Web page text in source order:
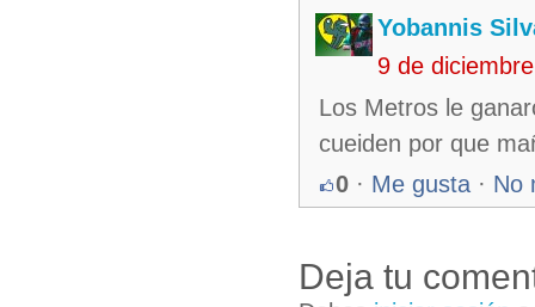
Yobannis
9 de
Los Metros le
cueiden por que
0 · Me gusta · No
Deja tu